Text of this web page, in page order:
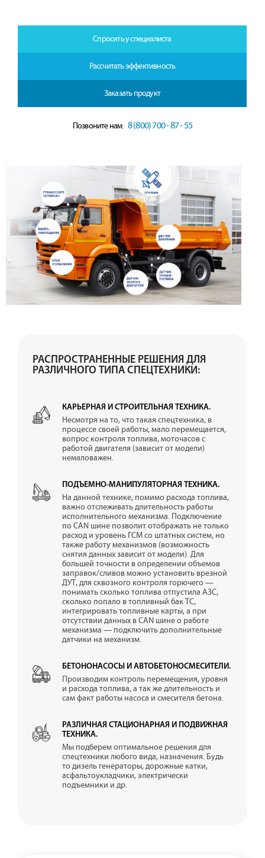
Спросить у специалиста
Рассчитать эффективность
Заказать продукт
Позвоните нам: 8 (800) 700 - 87 - 55
РАСПРОСТРАНЕННЫЕ РЕШЕНИЯ ДЛЯ
РАЗЛИЧНОГО ТИПА СПЕЦТЕХНИКИ:
КАРЬЕРНАЯ И СТРОИТЕЛЬНАЯ ТЕХНИКА.
Несмотря на то, что такая спецтехника, в
процессе своей работы, мало перемещается,
вопрос контроля топлива, моточасов с
работой двигателя (зависит от модели)
немаловажен.
ПОДЪЕМНО-МАНИПУЛЯТОРНАЯ ТЕХНИКА.
На данной технике, помимо расхода топлива,
важно отслеживать длительность работы
исполнительного механизма. Подключение
по CAN шине позволит отображать не только
расход и уровень ГСМ со штатных систем, но
также работу механизмов (возможность
снятия данных зависит от модели). Для
большей точности в определении объемов
заправок/сливов можно установить врезной
ДУТ, для сквозного контроля горючего —
понимать сколько топлива отпустила АЗС,
сколько попало в топливный бак ТС,
интегрировать топливные карты, а при
отсутствии данных в CAN шине о работе
механизма — подключить дополнительные
датчики на механизм.
БЕТОНОНАСОСЫ И АВТОБЕТОНОСМЕСИТЕЛИ.
Производим контроль перемещения, уровня
и расхода топлива, а так же длительность и
сам факт работы насоса и смесителя бетона.
РАЗЛИЧНАЯ СТАЦИОНАРНАЯ И ПОДВИЖНАЯ
ТЕХНИКА.
Мы подберем оптимальное решения для
спецтехники любого вида, назначения. Будь
то дизель генераторы, дорожные катки,
асфальтоукладчики, электрически
подъемники и др.